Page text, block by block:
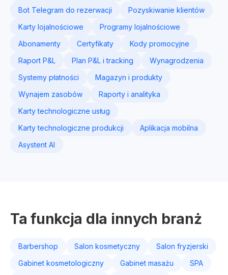
Bot Telegram do rezerwacji
Pozyskiwanie klientów
Karty lojalnościowe
Programy lojalnościowe
Abonamenty
Certyfikaty
Kody promocyjne
Raport P&L
Plan P&L i tracking
Wynagrodzenia
Systemy płatności
Magazyn i produkty
Wynajem zasobów
Raporty i analityka
Karty technologiczne usług
Karty technologiczne produkcji
Aplikacja mobilna
Asystent AI
Ta funkcja dla innych branż
Barbershop Salon kosmetyczny
Salon fryzjerski
Gabinet kosmetologiczny
Gabinet masażu
SPA